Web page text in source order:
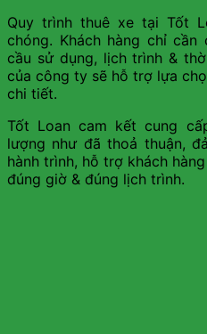
Quy trình thuê xe tại Tốt
chóng. Khách hàng chỉ
cầu sử dụng, lịch trình &
của công ty sẽ hỗ trợ lựa
chi tiết.
Tốt Loan cam kết cung
lượng như đã thoả thuận,
hành trình, hỗ trợ khách
đúng giờ & đúng lịch trình.